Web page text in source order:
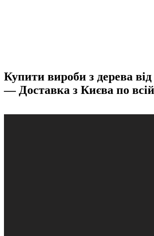
Купити вироби з дерева
— Доставка з Києва по